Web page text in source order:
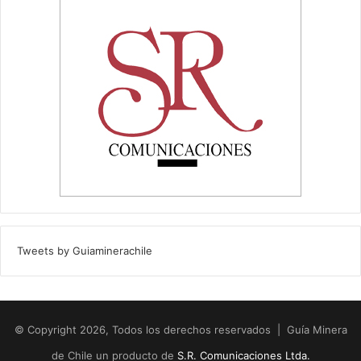
Tweets by Guiaminerachile
© Copyright 2026, Todos los derechos reservados | Guía Minera
de Chile un producto de S.R. Comunicaciones Ltda.